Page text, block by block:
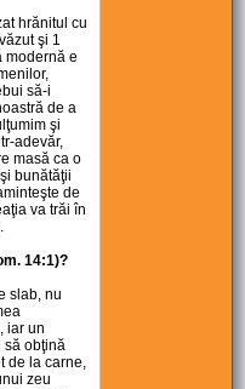
hrănitul cu
şi 1
modernă e
să-i
de a
şi
adevăr,
masă ca o
bunătăţii
de
va trăi în
14:1)?
slab, nu
iar un
să obţină
de la carne,
zeu